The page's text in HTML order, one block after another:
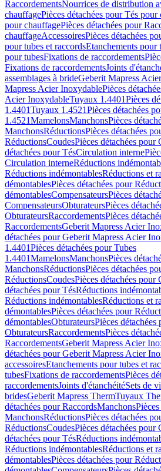
RaccordementsNourrices de distribution
chauffagePièces détachées pour Tés pour
pour chauffagePièces détachées pour
chauffageAccessoiresPièces détachées
pour tubes et raccordsEtanchements pour
pour tubesFixations de raccordements
Fixations de raccordementsJoints
assemblages à brideGeberit Mapress
Mapress Acier InoxydablePièces
Acier InoxydableTuyaux 1.4401Pièces
1.4401Tuyaux 1.4521Pièces détachées
1.4521MamelonsManchonsPièces
ManchonsRéductionsPièces détachées
RéductionsCoudesPièces détachées pour
détachées pour TésCirculation interne
Circulation interneRéductions
Réductions indémontablesRéductions et
démontablesPièces détachées pour
démontablesCompensateursPièces
CompensateursObturateursPièces
ObturateursRaccordementsPièces
RaccordementsGeberit Mapress Acier
détachées pour Geberit Mapress Acier
1.4401Pièces détachées pour Tubes
1.4401MamelonsManchonsPièces
ManchonsRéductionsPièces détachées
RéductionsCoudesPièces détachées pour
détachées pour TésRéductions
Réductions indémontablesRéductions et
démontablesPièces détachées pour
démontablesObturateursPièces détachées
ObturateursRaccordementsPièces
RaccordementsGeberit Mapress Acier
détachées pour Geberit Mapress Acier
accessoiresEtanchements pour tubes et
tubesFixations de raccordementsPièces
raccordementsJoints d'étanchéitéSets de
bridesGeberit Mapress ThermTuyaux
détachées pour RaccordsManchons
ManchonsRéductionsPièces détachées
RéductionsCoudesPièces détachées pour
détachées pour TésRéductions
Réductions indémontablesRéductions et
démontablesPièces détachées pour